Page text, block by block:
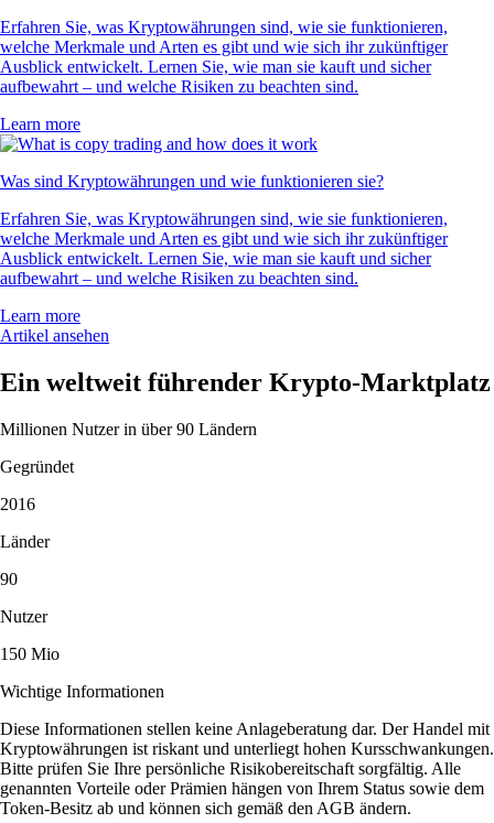
Erfahren Sie, was Kryptowährungen sind, wie sie funktionieren,
welche Merkmale und Arten es gibt und wie sich ihr zukünftiger
Ausblick entwickelt. Lernen Sie, wie man sie kauft und sicher
aufbewahrt – und welche Risiken zu beachten sind.
Learn more
Was sind Kryptowährungen und wie funktionieren sie?
Erfahren Sie, was Kryptowährungen sind, wie sie funktionieren,
welche Merkmale und Arten es gibt und wie sich ihr zukünftiger
Ausblick entwickelt. Lernen Sie, wie man sie kauft und sicher
aufbewahrt – und welche Risiken zu beachten sind.
Learn more
Artikel ansehen
Ein weltweit führender Krypto-Marktplatz
Millionen Nutzer in über 90 Ländern
Gegründet
2016
Länder
90
Nutzer
150 Mio
Wichtige Informationen
Diese Informationen stellen keine Anlageberatung dar. Der Handel mit
Kryptowährungen ist riskant und unterliegt hohen Kursschwankungen.
Bitte prüfen Sie Ihre persönliche Risikobereitschaft sorgfältig. Alle
genannten Vorteile oder Prämien hängen von Ihrem Status sowie dem
Token-Besitz ab und können sich gemäß den AGB ändern.